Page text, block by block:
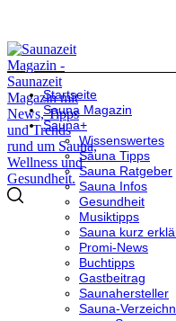
Startseite
Sauna Magazin
Sauna+
Wissenswertes
Sauna Tipps
Sauna Ratgeber
Sauna Infos
Gesundheit
Musiktipps
Sauna kurz
Promi-News
Buchtipps
Gastbeitrag
Saunahersteller
Sauna-